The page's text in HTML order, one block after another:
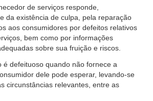
de serviços responde,
da existência de culpa, pela reparação
aos consumidores por defeitos relativos
bem como por informações
sobre sua fruição e riscos.
é defeituoso quando não fornece a
dele pode esperar, levando-se
circunstâncias relevantes, entre as